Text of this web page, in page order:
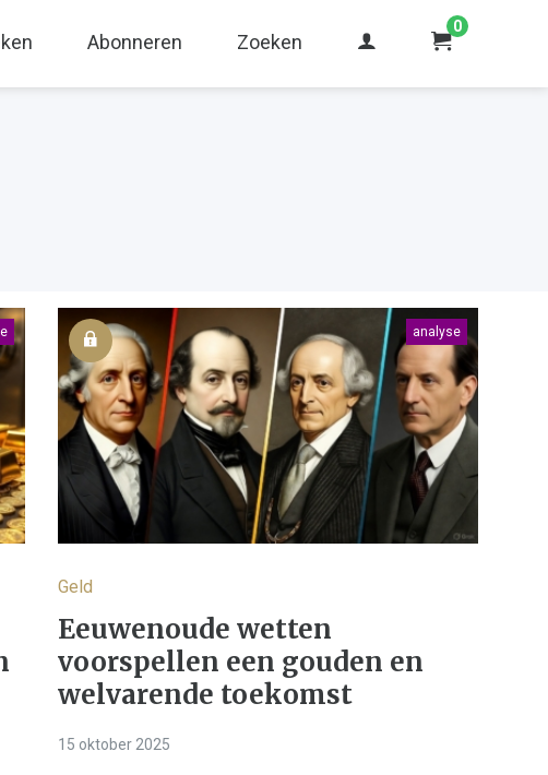
Abonneren Zoeken
0
analyse
Geld
Eeuwenoude wetten
voorspellen een gouden en
welvarende toekomst
15 oktober 2025